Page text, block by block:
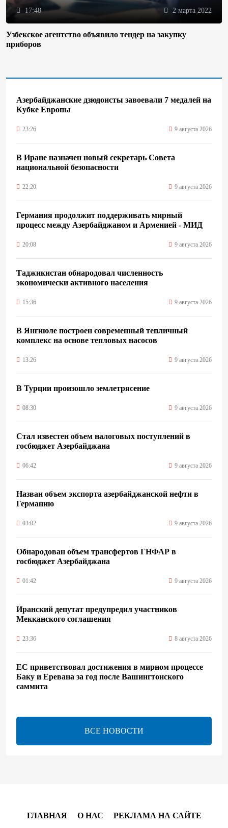
17:48 2 марта 2022
Узбекское агентство объявило тендер на закупку
приборов
Азербайджанские дзюдоисты завоевали 7 медалей на
Кубке Европы
23:26 9 августа 2026
В Иране назначен новый секретарь Совета
национальной безопасности
22:20 9 августа 2026
Германия продолжит поддерживать мирный
процесс между Азербайджаном и Арменией - МИД
20:08 9 августа 2026
Таджикистан обнародовал численность
экономически активного населения
15:36 9 августа 2026
В Янгиюле построен современный тепличный
комплекс на основе тепловых насосов
13:26 9 августа 2026
В Турции произошло землетрясение
08:30 9 августа 2026
Стал известен объем налоговых поступлений в
госбюджет Азербайджана
06:42 9 августа 2026
Назван объем экспорта азербайджанской нефти в
Германию
03:02 9 августа 2026
Обнародован объем трансфертов ГНФАР в
госбюджет Азербайджана
01:42 9 августа 2026
Иранский депутат предупредил участников
Мекканского соглашения
23:36 8 августа 2026
ЕС приветствовал достижения в мирном процессе
Баку и Еревана за год после Вашингтонского
саммита
Будущее стран Южного Кавказа выглядит светлым
- Стив Уиткофф
Трампом
ВСЕ НОВОСТИ
ГЛАВНАЯ О НАС РЕКЛАМА НА САЙТЕ